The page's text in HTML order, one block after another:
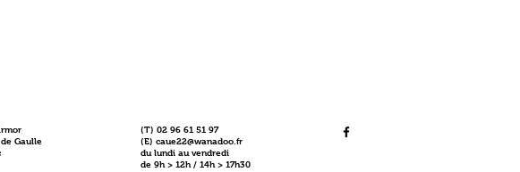
(T) 02 96 61 51 97
(E) caue22@wanadoo.fr
du lundi au vendredi
de 9h > 12h / 14h > 17h30
Gaulle